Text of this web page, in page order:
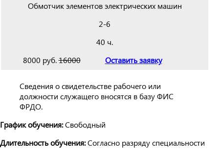
Обмотчик элементов электрических машин
2-6
40 ч.
8000 руб.16000 Оставить заявку
Сведения о свидетельстве рабочего или
должности служащего вносятся в базу ФИС
ФРДО.
График обучения:Свободный
Длительность обучения:Согласно разряду специальности